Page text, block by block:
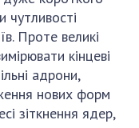
Проте великі
кінцеві
адрони,
нових форм
зіткнення ядер,